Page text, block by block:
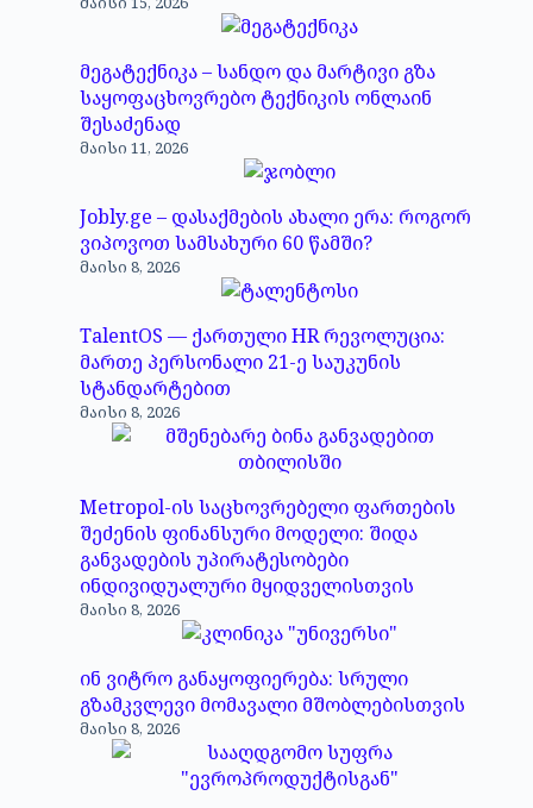
მეგატექნიკა – სანდო და მარტივი გზა
საყოფაცხოვრებო ტექნიკის ონლაინ
შესაძენად
მაისი 11, 2026
Jobly.ge – დასაქმების ახალი ერა: როგორ
ვიპოვოთ სამსახური 60 წამში?
მაისი 8, 2026
TalentOS — ქართული HR რევოლუცია:
მართე პერსონალი 21-ე საუკუნის
სტანდარტებით
მაისი 8, 2026
Metropol-ის საცხოვრებელი ფართების
შეძენის ფინანსური მოდელი: შიდა
განვადების უპირატესობები
ინდივიდუალური მყიდველისთვის
მაისი 8, 2026
ინ ვიტრო განაყოფიერება: სრული
გზამკვლევი მომავალი მშობლებისთვის
მაისი 8, 2026